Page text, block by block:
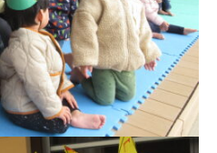
園
ひ
ら
り
す